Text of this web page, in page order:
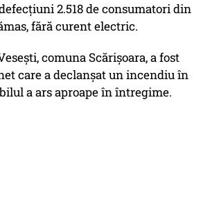
2.518 de consumatori din
fără curent electric.
comuna Scărişoara, a fost
care a declanşat un incendiu în
a ars aproape în întregime.